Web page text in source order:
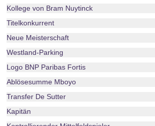
Kollege von Bram Nuytinck
Titelkonkurrent
Neue Meisterschaft
Westland-Parking
Logo BNP Paribas Fortis
Ablösesumme Mboyo
Transfer De Sutter
Kapitän